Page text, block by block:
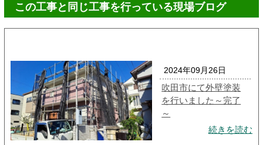
この工事と同じ工事を行っている現場ブログ
2024年09月26日
吹田市にて外壁塗装
を行いました～完了
～
続きを読む